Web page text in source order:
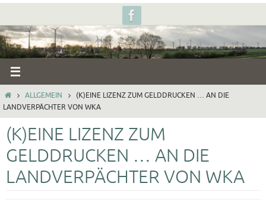
Inhalt
springen
STARTALLGEMEIN
(K)EINE LIZENZ ZUM GELDDRUCKEN … AN DIE
LANDVERPÄCHTER VON WKA
(K)EINE LIZENZ ZUM
GELDDRUCKEN … AN DIE
LANDVERPÄCHTER VON WKA